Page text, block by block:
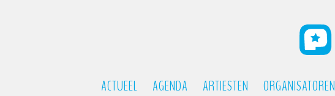
ACTUEEL AGENDA ARTIESTEN ORGANISATOREN